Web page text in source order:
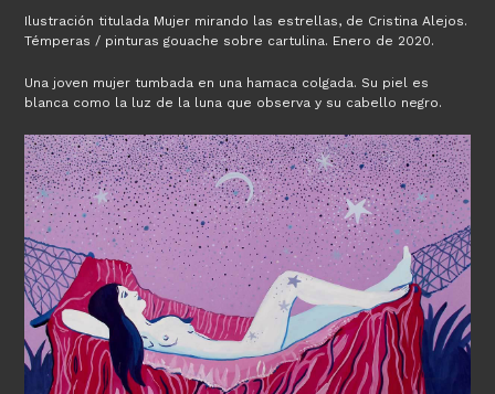
entrada:
Ilustración titulada Mujer mirando las estrellas, de Cristina Alejos.
Témperas / pinturas gouache sobre cartulina. Enero de 2020.
Una joven mujer tumbada en una hamaca colgada. Su piel es
blanca como la luz de la luna que observa y su cabello negro.